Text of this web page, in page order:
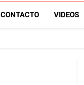
CONTACTO VIDEOS